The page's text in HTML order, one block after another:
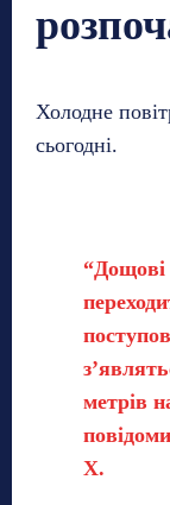
Холодне
сьогодні.
метрів
X.